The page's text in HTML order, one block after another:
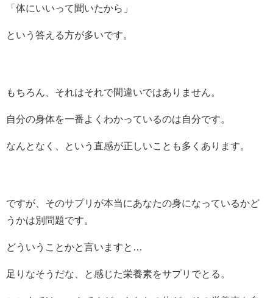
「体にいいって聞いたから」
という答える方が多いです。
もちろん、それはそれで間違いではありません。
自分の身体を一番よくわかっているのは自分です。
なんとなく、という直感が正しいことも多くあります。
ですが、そのサプリが本当にあなたの身になっているかど
うかは別問題です。
どういうことかと言いますと…
足りなそうだな、と感じた栄養素をサプリでとる。